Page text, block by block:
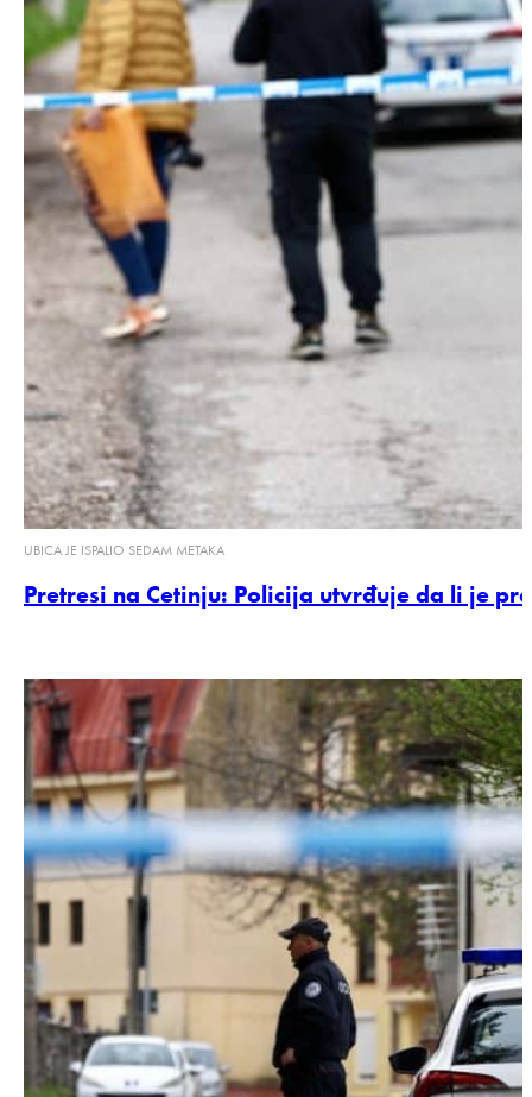
UBICA JE ISPALIO SEDAM METAKA
Pretresi na Cetinju: Policija utvrđuje da li je